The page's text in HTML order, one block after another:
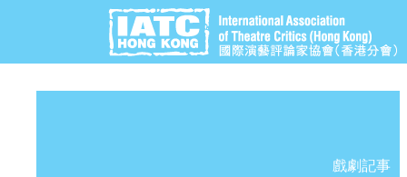
戲劇記事